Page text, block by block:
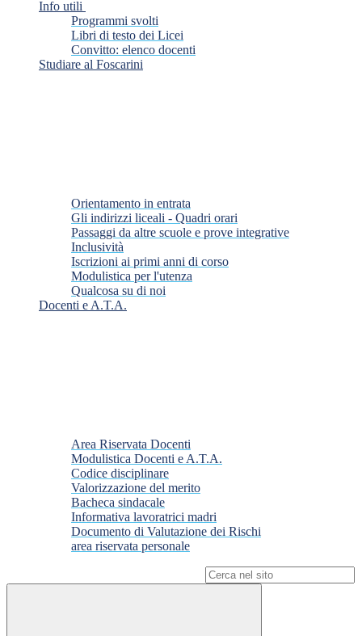
Info utili
Programmi svolti
Libri di testo dei Licei
Convitto: elenco docenti
Studiare al Foscarini
Orientamento in entrata
Gli indirizzi liceali - Quadri orari
Passaggi da altre scuole e prove integrative
Inclusività
Iscrizioni ai primi anni di corso
Modulistica per l'utenza
Qualcosa su di noi
Docenti e A.T.A.
Area Riservata Docenti
Modulistica Docenti e A.T.A.
Codice disciplinare
Valorizzazione del merito
Bacheca sindacale
Informativa lavoratrici madri
Documento di Valutazione dei Rischi
area riservata personale